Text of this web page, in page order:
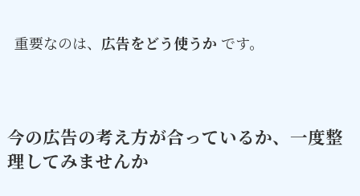
重要なのは、 広告をどう使うか です。
今の広告の考え方が合っているか、一度整
理してみませんか